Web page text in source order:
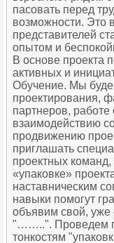
пасовать перед
возможности. Это
представителей
опытом и
В основе проекта
активных и
Обучение. Мы
проектирования,
партнеров, работе
взаимодействию
продвижению
приглашать
проектных
«упаковке»
наставническим
навыки помогут
объявим свой, уже
"……..". Проведем
тонкостям